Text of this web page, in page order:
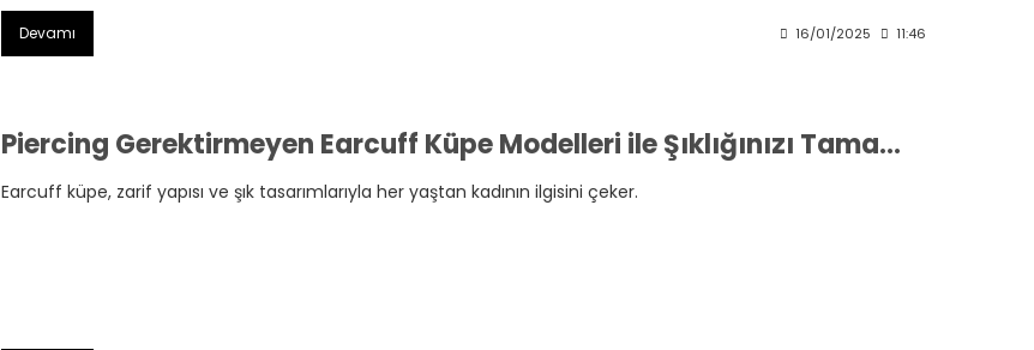
Devamı 16/01/2025 11:46
Piercing Gerektirmeyen Earcuff Küpe Modelleri ile Şıklığınızı Tamamlayın
Earcuff küpe, zarif yapısı ve şık tasarımlarıyla her yaştan kadının ilgisini çeker.